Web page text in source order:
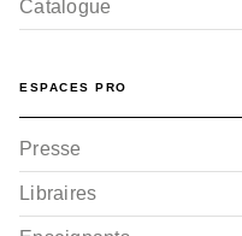
Catalogue
ESPACES PRO
Presse
Libraires